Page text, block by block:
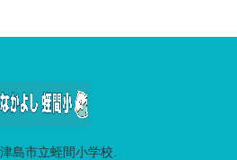
島市立蛭間小学校.